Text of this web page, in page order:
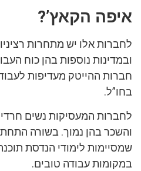
איפה הקאץ’?
לחברות אלו יש מתחרות
ובמדינות נוספות בהן כוח
חברות ההייטק מעדיפות
בחו”ל.
לחברות המעסיקות נשים
והשכר בהן נמוך. בשורה
שמסיימות לימודי הנדסת
במקומות עבודה טובים.